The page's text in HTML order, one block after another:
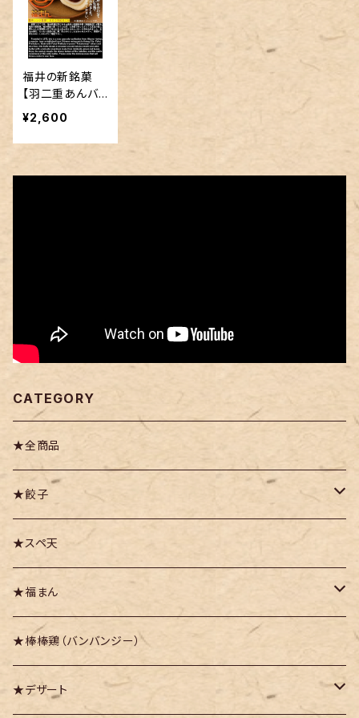
福井の新銘菓
【羽二重あんバ
ターまん】１２個
入りセット！福ま
んシリーズ第５
¥2,600
CATEGORY
★全商品
★餃子
・豚かしら肉の御園餃子
・九頭竜まいたけ餃子
・越前甘えび餃子
・越前紅ズワイガニ餃子
★スペ天
★福まん
・福まん（豚まん）
・福まんりっち
★棒棒鶏（バンバンジー）
★デザート